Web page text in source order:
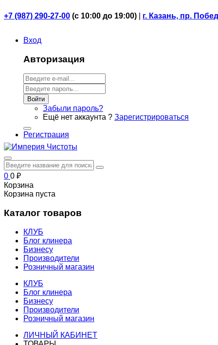
+7 (987) 290-27-00 (с 10:00 до 19:00) г. Казань, пр.
Вход
Авторизация
Войти
Забыли пароль?
Ещё нет аккаунта ? Зарегистрироваться
Регистрация
0 0 ₽
Корзина
Корзина пуста
Каталог товаров
КЛУБ
Блог клинера
Бизнесу
Производители
Розничный магазин
КЛУБ
Блог клинера
Бизнесу
Производители
Розничный магазин
ЛИЧНЫЙ КАБИНЕТ